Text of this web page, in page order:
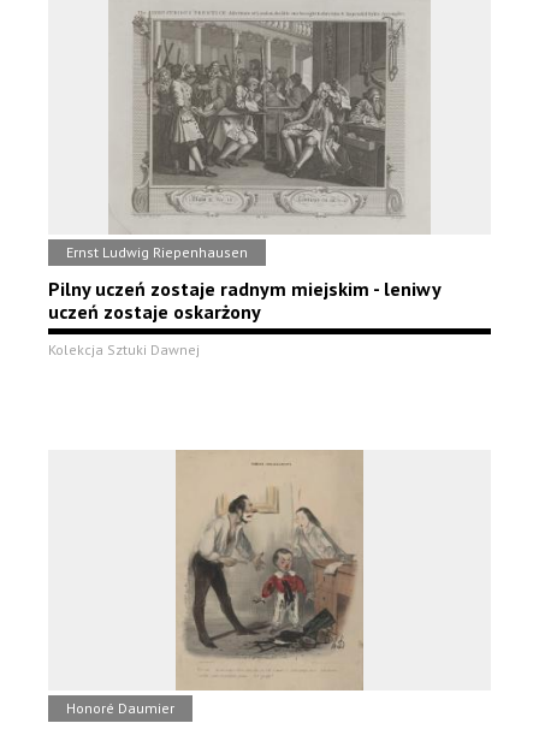
Ernst Ludwig Riepenhausen
Pilny uczeń zostaje radnym miejskim - leniwy
uczeń zostaje oskarżony
Kolekcja Sztuki Dawnej
Honoré Daumier